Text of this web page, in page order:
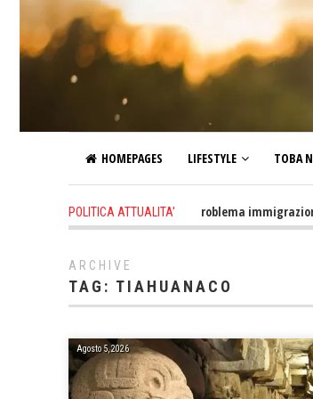
HOMEPAGES LIFESTYLE TOBA
POLITICA ATTUALITA'
9 hours ago - Altro che problema immigrazione
ARCHIVE
TAG: TIAHUANACO
Agosto 5, 2026